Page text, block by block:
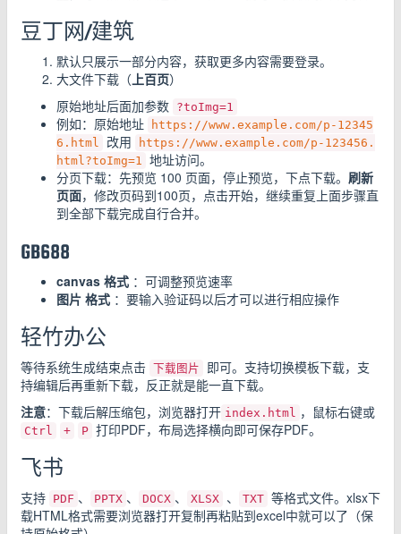
豆丁网/建筑
默认只展示一部分内容，获取更多内容需要登录。
大文件下载（ 上百页）
原始地址后面加参数 ?toImg=1
例如：原始地址
https://www.example.com/p-12345
6.html
改用
https://www.example.com/p-123456.
html?toImg=1
地址访问。
分页下载：先预览 100 页面，停止预览，下点下载。 刷新
页面，修改页码到100页，点击开始，继续重复上面步骤直
到全部下载完成自行合并。
GB688
canvas 格式 ：可调整预览速率
图片 格式 ：要输入验证码以后才可以进行相应操作
轻竹办公
等待系统生成结束点击 下载图片
即可。支持切换模板下载，支
持编辑后再重新下载，反正就是能一直下载。
注意：下载后解压缩包，浏览器打开 index.html ，鼠标右键或
Ctrl + P 打印PDF，布局选择横向即可保存PDF。
飞书
支持 PDF 、 PPTX 、 DOCX 、 XLSX 、 TXT 等格式文件。xlsx下
载HTML格式需要浏览器打开复制再粘贴到excel中就可以了（保